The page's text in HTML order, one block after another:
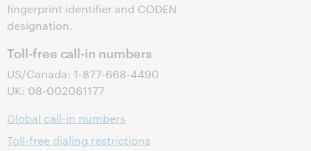
fingerprint identifier and CODEN
designation.
Toll-free call-in numbers
US/Canada: 1-877-668-4490
UK: 08-002061177
Global call-in numbers
Toll-free dialing restrictions